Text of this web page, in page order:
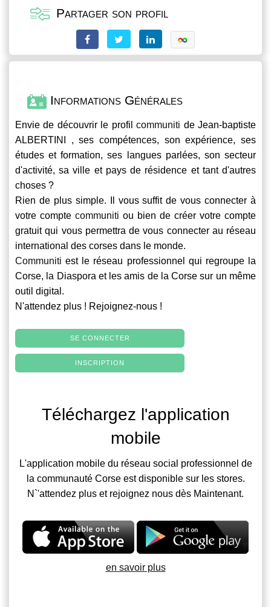
Partager son profil
Informations Générales
Envie de découvrir le profilcommuniti de Jean-baptiste
ALBERTINI , ses compétences, son expérience, ses
études et formation, ses langues parlées, son secteur
d'activité, sa ville et pays de résidence et tant d'autres
choses ?
Rien de plus simple. Il vous suffit de vous connecter à
votre compte communiti ou bien de créer votre compte
gratuit qui vous permettra de vous connecter au réseau
international des corses dans le monde.
Communiti est le réseau professionnel qui regroupe la
Corse, la Diaspora et les amis de la Corse sur un même
outil digital.
N'attendez plus ! Rejoignez-nous !
SE CONNECTER
INSCRIPTION
Téléchargez l'application
mobile
L'application mobile du réseau social professionnel de
la communauté Corse est disponible sur les stores.
N`'attendez plus et rejoignez nous dès Maintenant.
en savoir plus